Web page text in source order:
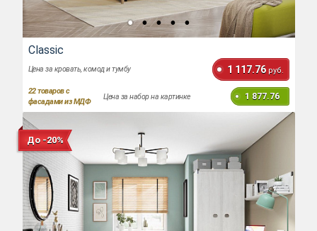
Classic
Цена за кровать, комод и тумбу 1 117.76 руб.
22товаров с
фасадами из МДФ
Цена за набор на картинке 1 877.76
До -20%